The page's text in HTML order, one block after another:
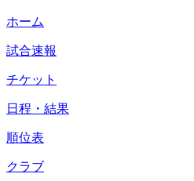
ホーム
試合速報
チケット
日程・結果
順位表
クラブ